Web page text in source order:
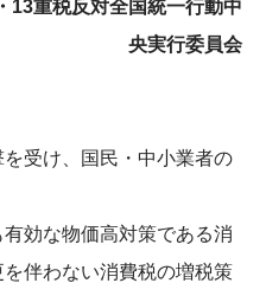
重税反対全国統一行動中
央実行委員会
受け、国民・中小業者の
効な物価高対策である消
伴わない消費税の増税策